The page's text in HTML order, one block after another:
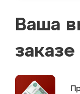
Ваша